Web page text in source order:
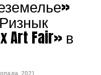
з
Art Fair» в
2021